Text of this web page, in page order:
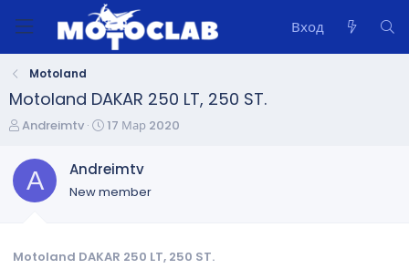
Вход
Motoland
Motoland DAKAR 250 LT, 250 ST.
А
т
р
м
Andreimtv
Д
а
н
а
17 Мар 2020
A Andreimtv
New member
Motoland DAKAR 250 LT, 250 ST.